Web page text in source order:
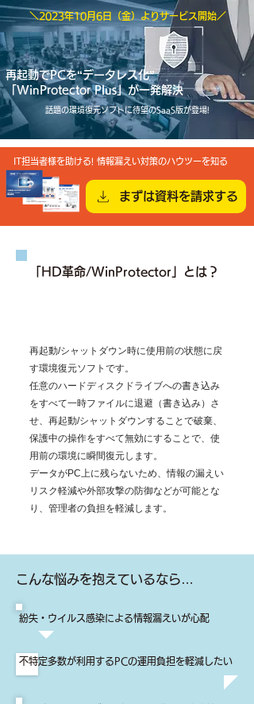
＼2023年10月6日（金）よりサービス開始／
再起動でPCを“データレス化”
「WinProtector Plus」が一発解決
話題の環境復元ソフトに待望のSaaS版が登場!
IT担当者様を助ける! 情報漏えい対策のハウツーを知る
まずは資料を請求する
「HD革命/WinProtector」とは？
再起動/シャットダウン時に使用前の状態に戻
す環境復元ソフトです。
任意のハードディスクドライブへの書き込み
をすべて一時ファイルに退避（書き込み）さ
せ、再起動/シャットダウンすることで破棄、
保護中の操作をすべて無効にすることで、使
用前の環境に瞬間復元します。
データがPC上に残らないため、情報の漏えい
リスク軽減や外部攻撃の防御などが可能とな
り、管理者の負担を軽減します。
こんな悩みを抱えているなら…
紛失・ウイルス感染による情報漏えいが心配
不特定多数が利用するPCの運用負担を軽減したい